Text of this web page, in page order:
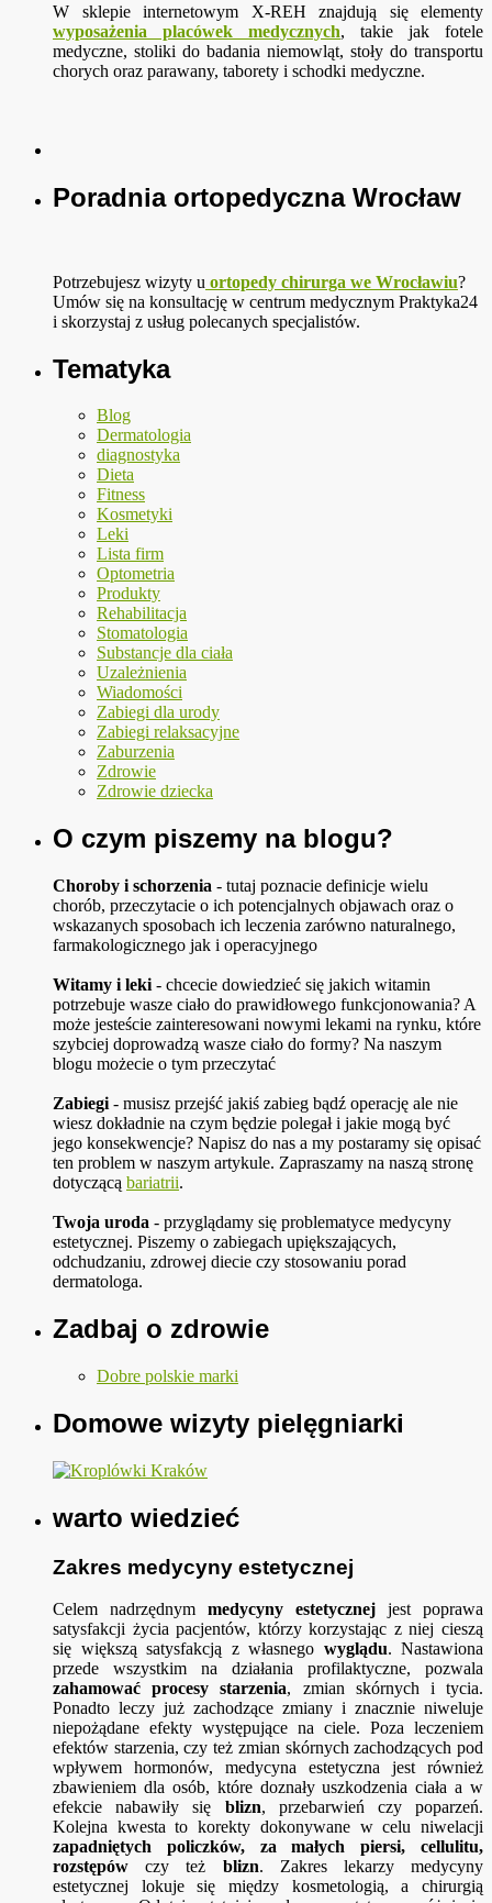
W sklepie internetowym X-REH znajdują się elementy
wyposażenia placówek medycznych, takie jak fotele
medyczne, stoliki do badania niemowląt, stoły do transportu
chorych oraz parawany, taborety i schodki medyczne.
Poradnia ortopedyczna Wrocław
Potrzebujesz wizyty u ortopedy chirurga we Wrocławiu?
Umów się na konsultację w centrum medycznym Praktyka24
i skorzystaj z usług polecanych specjalistów.
Tematyka
Blog
Dermatologia
diagnostyka
Dieta
Fitness
Kosmetyki
Leki
Lista firm
Optometria
Produkty
Rehabilitacja
Stomatologia
Substancje dla ciała
Uzależnienia
Wiadomości
Zabiegi dla urody
Zabiegi relaksacyjne
Zaburzenia
Zdrowie
Zdrowie dziecka
O czym piszemy na blogu?
Choroby i schorzenia - tutaj poznacie definicje wielu
chorób, przeczytacie o ich potencjalnych objawach oraz o
wskazanych sposobach ich leczenia zarówno naturalnego,
farmakologicznego jak i operacyjnego
Witamy i leki - chcecie dowiedzieć się jakich witamin
potrzebuje wasze ciało do prawidłowego funkcjonowania? A
może jesteście zainteresowani nowymi lekami na rynku, które
szybciej doprowadzą wasze ciało do formy? Na naszym
blogu możecie o tym przeczytać
Zabiegi - musisz przejść jakiś zabieg bądź operację ale nie
wiesz dokładnie na czym będzie polegał i jakie mogą być
jego konsekwencje? Napisz do nas a my postaramy się opisać
ten problem w naszym artykule. Zapraszamy na naszą stronę
dotyczącą bariatrii.
Twoja uroda - przyglądamy się problematyce medycyny
estetycznej. Piszemy o zabiegach upiększających,
odchudzaniu, zdrowej diecie czy stosowaniu porad
dermatologa.
Zadbaj o zdrowie
Dobre polskie marki
Domowe wizyty pielęgniarki
warto wiedzieć
Zakres medycyny estetycznej
Celem nadrzędnym medycyny estetycznej jest poprawa
satysfakcji życia pacjentów, którzy korzystając z niej cieszą
się większą satysfakcją z własnego wyglądu. Nastawiona
przede wszystkim na działania profilaktyczne, pozwala
zahamować procesy starzenia, zmian skórnych i tycia.
Ponadto leczy już zachodzące zmiany i znacznie niweluje
niepożądane efekty występujące na ciele. Poza leczeniem
efektów starzenia, czy też zmian skórnych zachodzących pod
wpływem hormonów, medycyna estetyczna jest również
zbawieniem dla osób, które doznały uszkodzenia ciała a w
efekcie nabawiły się blizn, przebarwień czy poparzeń.
Kolejna kwesta to korekty dokonywane w celu niwelacji
zapadniętych policzków, za małych piersi, cellulitu,
rozstępów czy też blizn. Zakres lekarzy medycyny
estetycznej lokuje się między kosmetologią, a chirurgią